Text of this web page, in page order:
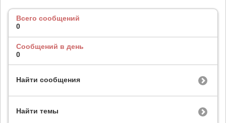
Всего сообщений
0
Сообщений в день
0
Найти сообщения
Найти темы